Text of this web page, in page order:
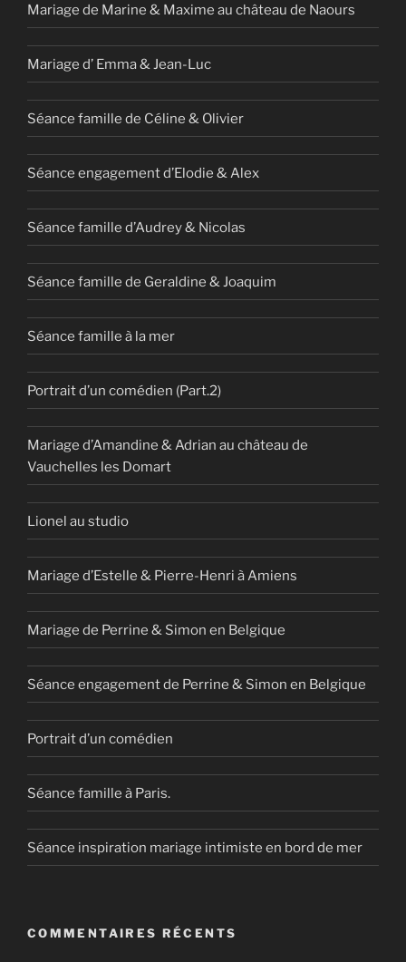
Mariage de Marine & Maxime au château de Naours
Mariage d’ Emma & Jean-Luc
Séance famille de Céline & Olivier
Séance engagement d’Elodie & Alex
Séance famille d’Audrey & Nicolas
Séance famille de Geraldine & Joaquim
Séance famille à la mer
Portrait d’un comédien (Part.2)
Mariage d’Amandine & Adrian au château de
Vauchelles les Domart
Lionel au studio
Mariage d’Estelle & Pierre-Henri à Amiens
Mariage de Perrine & Simon en Belgique
Séance engagement de Perrine & Simon en Belgique
Portrait d’un comédien
Séance famille à Paris.
Séance inspiration mariage intimiste en bord de mer
COMMENTAIRES RÉCENTS